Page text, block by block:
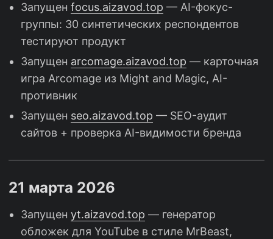
Запущен focus.aizavod.top — AI-фокус-
группы: 30 синтетических респондентов
тестируют продукт
Запущен arcomage.aizavod.top — карточная
игра Arcomage из Might and Magic, AI-
противник
Запущен seo.aizavod.top — SEO-аудит
сайтов + проверка AI-видимости бренда
21 марта 2026
Запущен yt.aizavod.top — генератор
обложек для YouTube в стиле MrBeast,